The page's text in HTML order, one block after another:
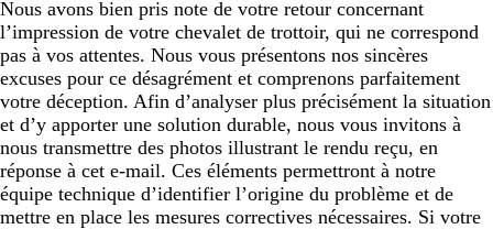
Nous avons bien pris note de votre retour concernant
l’impression de votre chevalet de trottoir, qui ne correspond
pas à vos attentes. Nous vous présentons nos sincères
excuses pour ce désagrément et comprenons parfaitement
votre déception. Afin d’analyser plus précisément la situation
et d’y apporter une solution durable, nous vous invitons à
nous transmettre des photos illustrant le rendu reçu, en
réponse à cet e-mail. Ces éléments permettront à notre
équipe technique d’identifier l’origine du problème et de
mettre en place les mesures correctives nécessaires. Si votre